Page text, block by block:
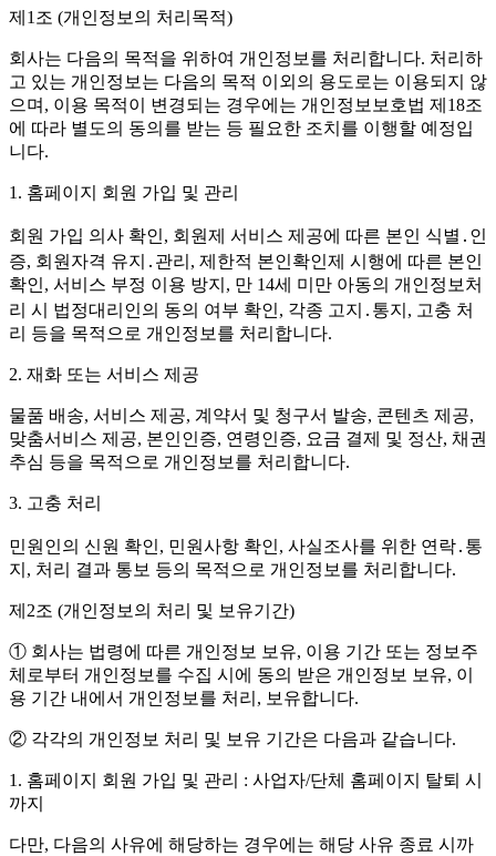
제1조 (개인정보의 처리목적)
회사는 다음의 목적을 위하여 개인정보를 처리합니다. 처리하
고 있는 개인정보는 다음의 목적 이외의 용도로는 이용되지 않
으며, 이용 목적이 변경되는 경우에는 개인정보보호법 제18조
에 따라 별도의 동의를 받는 등 필요한 조치를 이행할 예정입
니다.
1. 홈페이지 회원 가입 및 관리
회원 가입 의사 확인, 회원제 서비스 제공에 따른 본인 식별․인
증, 회원자격 유지․관리, 제한적 본인확인제 시행에 따른 본인
확인, 서비스 부정 이용 방지, 만 14세 미만 아동의 개인정보처
리 시 법정대리인의 동의 여부 확인, 각종 고지․통지, 고충 처
리 등을 목적으로 개인정보를 처리합니다.
2. 재화 또는 서비스 제공
물품 배송, 서비스 제공, 계약서 및 청구서 발송, 콘텐츠 제공,
맞춤서비스 제공, 본인인증, 연령인증, 요금 결제 및 정산, 채권
추심 등을 목적으로 개인정보를 처리합니다.
3. 고충 처리
민원인의 신원 확인, 민원사항 확인, 사실조사를 위한 연락․통
지, 처리 결과 통보 등의 목적으로 개인정보를 처리합니다.
제2조 (개인정보의 처리 및 보유기간)
① 회사는 법령에 따른 개인정보 보유, 이용 기간 또는 정보주
체로부터 개인정보를 수집 시에 동의 받은 개인정보 보유, 이
용 기간 내에서 개인정보를 처리, 보유합니다.
② 각각의 개인정보 처리 및 보유 기간은 다음과 같습니다.
1. 홈페이지 회원 가입 및 관리 : 사업자/단체 홈페이지 탈퇴 시
까지
다만, 다음의 사유에 해당하는 경우에는 해당 사유 종료 시까